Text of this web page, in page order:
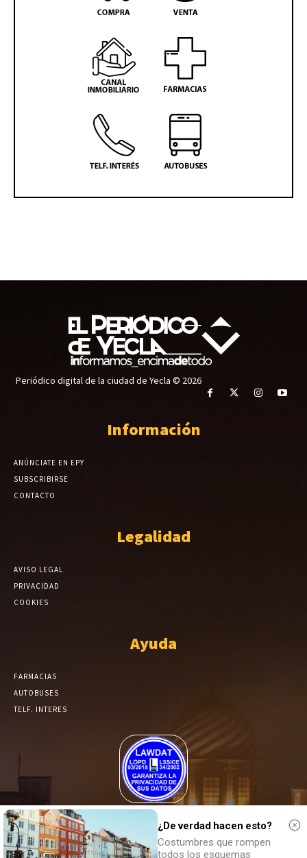
Periódico digital de la ciudad de Yecla © 2026
Información
ANÚNCIATE EN EPY
SUBSCRIBIRSE
CONTACTO
Legalidad
AVISO LEGAL
PRIVACIDAD
COOKIES
Ayuda
FARMACIAS
AUTOBUSES
TELF. INTERES
El Periódico de Yecla alcanza un grado más de compromiso en el
tratamiento de sus datos.¿De verdad hacen esto?
Costumbres que rompen
todos los esquemas